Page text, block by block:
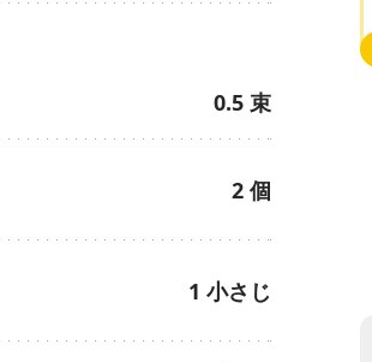
0.5 束
2 個
1 小さじ